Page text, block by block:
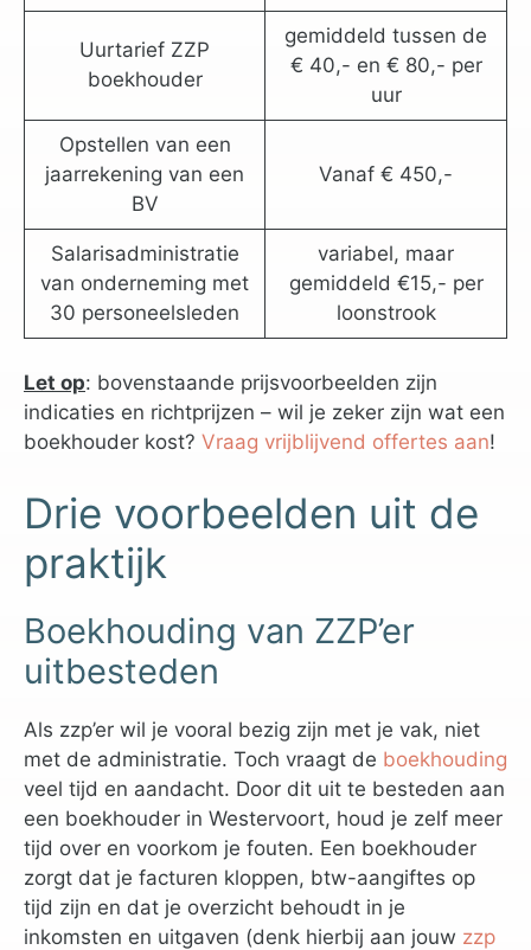
Uurtarief ZZP
boekhouder
gemiddeld tussen de
€ 40,- en € 80,- per
uur
Opstellen van een
jaarrekening van een
BV
Vanaf € 450,-
Salarisadministratie
van onderneming met
30 personeelsleden
variabel, maar
gemiddeld €15,- per
loonstrook
Let op: bovenstaande prijsvoorbeelden zijn
indicaties en richtprijzen – wil je zeker zijn wat een
boekhouder kost? Vraag vrijblijvend offertes aan!
Drie voorbeelden uit de
praktijk
Boekhouding van ZZP’er
uitbesteden
Als zzp’er wil je vooral bezig zijn met je vak, niet
met de administratie. Toch vraagt de boekhouding
veel tijd en aandacht. Door dit uit te besteden aan
een boekhouder in Westervoort, houd je zelf meer
tijd over en voorkom je fouten. Een boekhouder
zorgt dat je facturen kloppen, btw-aangiftes op
tijd zijn en dat je overzicht behoudt in je
inkomsten en uitgaven (denk hierbij aan jouw zzp